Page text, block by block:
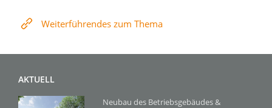
Weiterführendes zum Thema
AKTUELL
Neubau des Betriebsgebäudes &